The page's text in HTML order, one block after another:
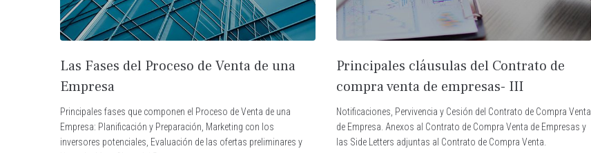
Las Fases del Proceso de Venta de una
Empresa
Principales fases que componen el Proceso de Venta de una
Empresa: Planificación y Preparación, Marketing con los
inversores potenciales, Evaluación de las ofertas preliminares y
Principales cláusulas del Contrato de
compra venta de empresas- III
Notificaciones, Pervivencia y Cesión del Contrato de Compra Venta
de Empresa. Anexos al Contrato de Compra Venta de Empresas y
las Side Letters adjuntas al Contrato de Compra Venta.